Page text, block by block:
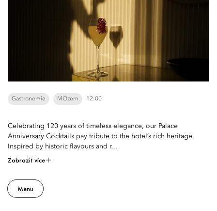
Gastronomie MOzern 12:00
Celebrating 120 years of timeless elegance, our Palace
Anniversary Cocktails pay tribute to the hotel’s rich heritage.
Inspired by historic flavours and r...
Zobrazit více
Menu